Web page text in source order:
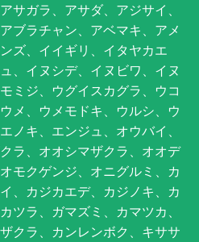
サガラ、アサダ、アジサイ、
ブラチャン、アベマキ、アメ
ズ、イイギリ、イタヤカエ
、イヌシデ、イヌビワ、イヌ
ミジ、ウグイスカグラ、ウコ
メ、ウメモドキ、ウルシ、ウ
ノキ、エンジュ、オウバイ、
ラ、オオシマザクラ、オオデ
モクゲンジ、オニグルミ、カ
、カジカエデ、カジノキ、カ
ツラ、ガマズミ、カマツカ、
クラ、カンレンボク、キササ